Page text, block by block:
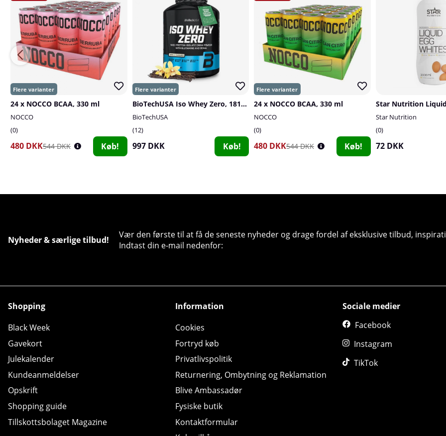
24 x NOCCO BCAA, 330 ml
NOCCO
0
480 DKK544 DKK Køb!
BioTechUSA Iso Whey Zero, 1816 g
BioTechUSA
12
997 DKK Køb!
24 x NOCCO BCAA, 330 ml
NOCCO
0
480 DKK544 DKK Køb!
Star Nutrition
0
72 DKK
Nyheder & særlige tilbud!
Vær den første til at få de seneste nyheder og drage fordel af eksklusive tilbud,
Indtast din e-mail nedenfor:
Shopping
Black Week
Gavekort
Julekalender
Kundeanmeldelser
Opskrift
Shopping guide
Tillskottsbolaget Magazine
Information
Cookies
Fortryd køb
Privatlivspolitik
Returnering, Ombytning og Reklamation
Blive Ambassadør
Fysiske butik
Kontaktformular
Sociale medier
Facebook
Instagram
TikTok